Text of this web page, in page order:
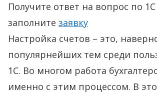
Получите ответ на вопрос по
заполните заявку
Настройка счетов – это,
популярнейших тем среди
1С. Во многом работа
именно с этим процессом. В